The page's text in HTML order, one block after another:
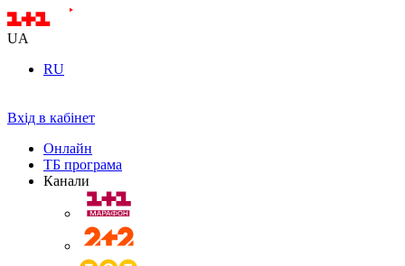
UA
RU
Вхід в кабінет
Онлайн
ТБ програма
Канали